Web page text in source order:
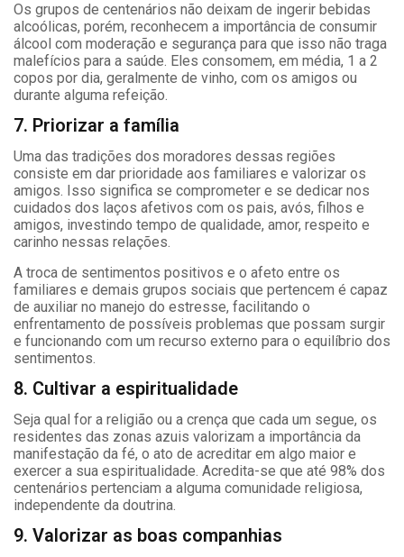
Os grupos de centenários não deixam de ingerir bebidas
alcoólicas, porém, reconhecem a importância de consumir
álcool com moderação e segurança para que isso não traga
malefícios para a saúde. Eles consomem, em média, 1 a 2
copos por dia, geralmente de vinho, com os amigos ou
durante alguma refeição.
7. Priorizar a família
Uma das tradições dos moradores dessas regiões
consiste em dar prioridade aos familiares e valorizar os
amigos. Isso significa se comprometer e se dedicar nos
cuidados dos laços afetivos com os pais, avós, filhos e
amigos, investindo tempo de qualidade, amor, respeito e
carinho nessas relações.
A troca de sentimentos positivos e o afeto entre os
familiares e demais grupos sociais que pertencem é capaz
de auxiliar no manejo do estresse, facilitando o
enfrentamento de possíveis problemas que possam surgir
e funcionando com um recurso externo para o equilíbrio dos
sentimentos.
8. Cultivar a espiritualidade
Seja qual for a religião ou a crença que cada um segue, os
residentes das zonas azuis valorizam a importância da
manifestação da fé, o ato de acreditar em algo maior e
exercer a sua espiritualidade. Acredita-se que até 98% dos
centenários pertenciam a alguma comunidade religiosa,
independente da doutrina.
9. Valorizar as boas companhias